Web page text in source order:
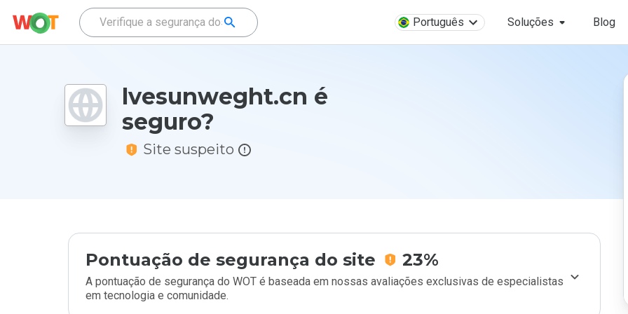
Português Soluções Blog
lvesunweght.cn é
seguro?
Site suspeito
Pontuação de segurança do site 23%
A pontuação de segurança do WOT é baseada em nossas avaliações exclusivas de especialistas
em tecnologia e comunidade.